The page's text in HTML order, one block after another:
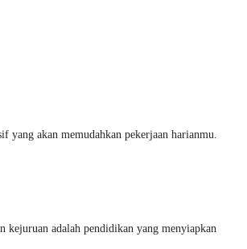
akan memudahkan pekerjaan harianmu.
adalah pendidikan yang menyiapkan